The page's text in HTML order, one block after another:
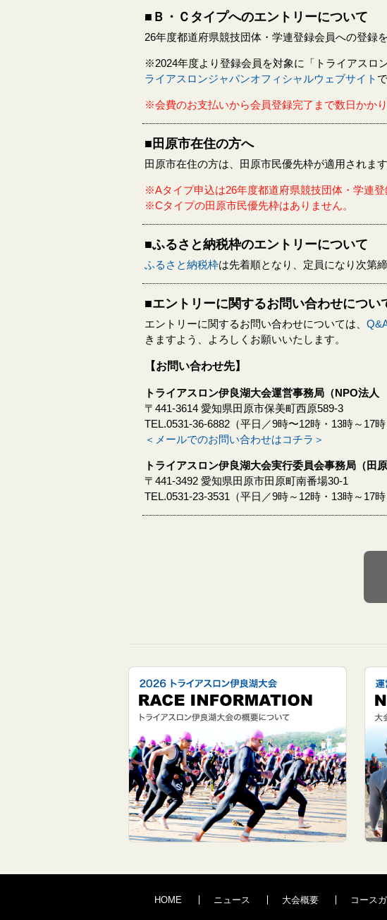
■Ｂ・Ｃタイプへのエントリーについて
26年度都道府県競技団体・学連登録会員への登録
※2024年度より登録会員を対象に「トライアスロ
ライアスロンジャパンオフィシャルウェブサイト
※会費のお支払いから会員登録完了まで数日かか
■田原市在住の方へ
田原市在住の方は、田原市民優先枠が適用されま
※Aタイプ申込は26年度都道府県競技団体・学連登
※Cタイプの田原市民優先枠はありません。
■ふるさと納税枠のエントリーについて
ふるさと納税枠は先着順となり、定員になり次第
■エントリーに関するお問い合わせについ
エントリーに関するお問い合わせについては、
きますよう、よろしくお願いいたします。
【お問い合わせ先】
トライアスロン伊良湖大会運営事務局（NPO法人
〒441-3614 愛知県田原市保美町西原589-3
TEL.0531-36-6882（平日／9時〜12時・13時～17時
＜メールでのお問い合わせはコチラ＞
トライアスロン伊良湖大会実行委員会事務局（田
〒441-3492 愛知県田原市田原町南番場30-1
TEL.0531-23-3531（平日／9時～12時・13時～17時
HOME ニュース 大会概要 コース